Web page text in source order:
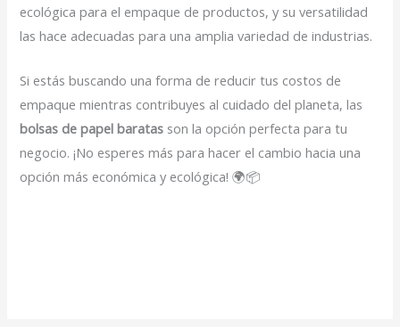
ecológica para el empaque de productos, y su versatilidad
las hace adecuadas para una amplia variedad de industrias.
Si estás buscando una forma de reducir tus costos de
empaque mientras contribuyes al cuidado del planeta, las
bolsas de papel baratas son la opción perfecta para tu
negocio. ¡No esperes más para hacer el cambio hacia una
opción más económica y ecológica! 🌍📦